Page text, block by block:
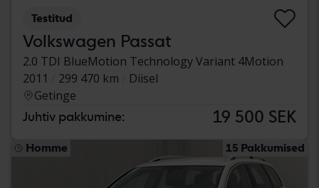
Testitud
Volkswagen Passat
2.0 TDI BlueMotion Technology Variant 4Motion
2011
299 470 km
Diisel
Getinge
Juhtiv pakkumine: 19 500 SEK
Homme 15 Pakkumised